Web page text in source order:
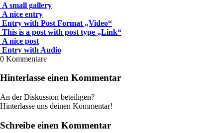
A small gallery
A nice entry
Entry with Post Format „Video“
This is a post with post type „Link“
A nice post
Entry with Audio
0 Kommentare
Hinterlasse einen Kommentar
An der Diskussion beteiligen?
Hinterlasse uns deinen Kommentar!
Schreibe einen Kommentar